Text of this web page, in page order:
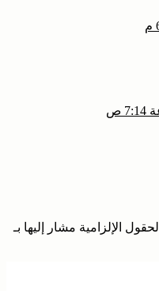
الحقول الإلزامية مشار إليها بـ